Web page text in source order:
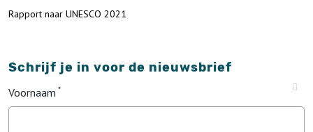
Rapport naar UNESCO 2021
Schrijf je in voor de nieuwsbrief
Voornaam